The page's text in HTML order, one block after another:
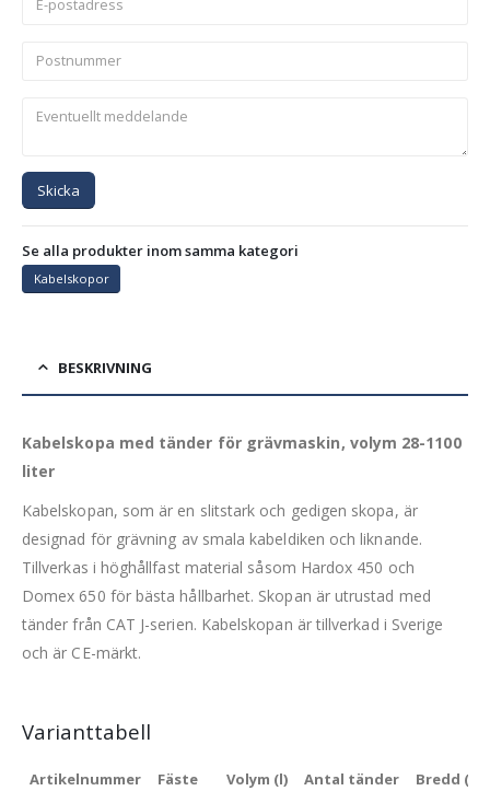
Skicka
Se alla produkter inom samma kategori
Kabelskopor
BESKRIVNING
Kabelskopa med tänder för grävmaskin, volym 28-1100
liter
Kabelskopan, som är en slitstark och gedigen skopa, är
designad för grävning av smala kabeldiken och liknande.
Tillverkas i höghållfast material såsom Hardox 450 och
Domex 650 för bästa hållbarhet. Skopan är utrustad med
tänder från CAT J-serien. Kabelskopan är tillverkad i Sverige
och är CE-märkt.
Varianttabell
Artikelnummer Fäste Volym (l) Antal tänder Bredd